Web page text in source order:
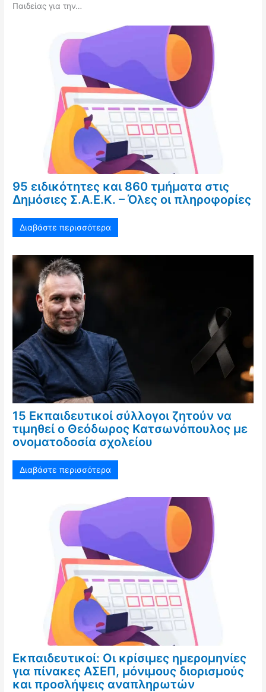
Παιδείας για την…
95 ειδικότητες και 860 τμήματα στις
Δημόσιες Σ.Α.Ε.Κ. – Όλες οι πληροφορίες
Διαβάστε περισσότερα
15 Εκπαιδευτικοί σύλλογοι ζητούν να
τιμηθεί ο Θεόδωρος Κατσωνόπουλος με
ονοματοδοσία σχολείου
Διαβάστε περισσότερα
Εκπαιδευτικοί: Οι κρίσιμες ημερομηνίες
για πίνακες ΑΣΕΠ, μόνιμους διορισμούς
και προσλήψεις αναπληρωτών